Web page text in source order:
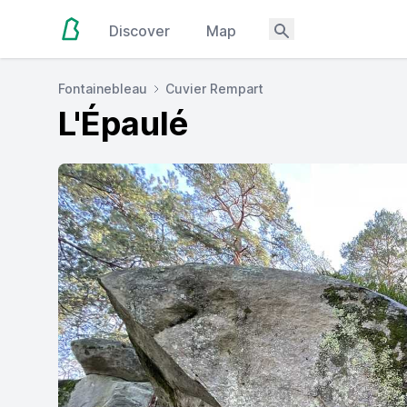
Discover Map
Fontainebleau Cuvier Rempart
L'Épaulé